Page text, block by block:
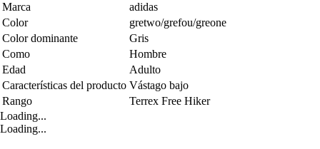
Marca
adidas
Color
gretwo/grefou/greone
Color dominante
Gris
Como
Hombre
Edad
Adulto
Características del producto Vástago bajo
Rango
Terrex Free Hiker
Loading...
Loading...